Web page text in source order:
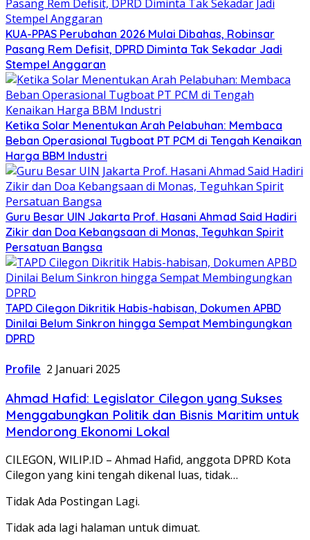
KUA-PPAS Perubahan 2026 Mulai Dibahas, Robinsar
Pasang Rem Defisit, DPRD Diminta Tak Sekadar Jadi
Stempel Anggaran
Ketika Solar Menentukan Arah Pelabuhan: Membaca
Beban Operasional Tugboat PT PCM di Tengah Kenaikan
Harga BBM Industri
Guru Besar UIN Jakarta Prof. Hasani Ahmad Said Hadiri
Zikir dan Doa Kebangsaan di Monas, Teguhkan Spirit
Persatuan Bangsa
TAPD Cilegon Dikritik Habis-habisan, Dokumen APBD
Dinilai Belum Sinkron hingga Sempat Membingungkan
DPRD
Profile 2 Januari 2025
Ahmad Hafid: Legislator Cilegon yang Sukses
Menggabungkan Politik dan Bisnis Maritim untuk
Mendorong Ekonomi Lokal
CILEGON, WILIP.ID – Ahmad Hafid, anggota DPRD Kota
Cilegon yang kini tengah dikenal luas, tidak…
Tidak Ada Postingan Lagi.
Tidak ada lagi halaman untuk dimuat.